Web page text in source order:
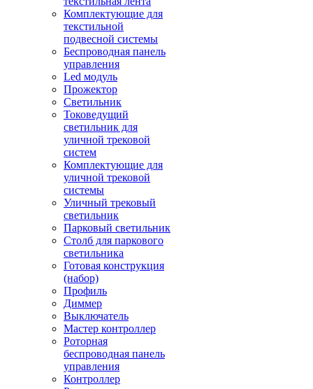
Комплектующие для
текстильной
подвесной системы
Беспроводная панель
управления
Led модуль
Прожектор
Светильник
Токоведущий
светильник для
уличной трековой
систем
Комплектующие для
уличной трековой
системы
Уличный трековый
светильник
Парковый светильник
Столб для паркового
светильника
Готовая конструкция
(набор)
Профиль
Диммер
Выключатель
Мастер контроллер
Роторная
беспроводная панель
управления
Контроллер